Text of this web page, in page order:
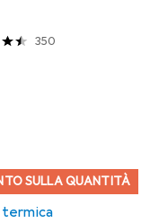
350
SULLA QUANTITÀ
termica